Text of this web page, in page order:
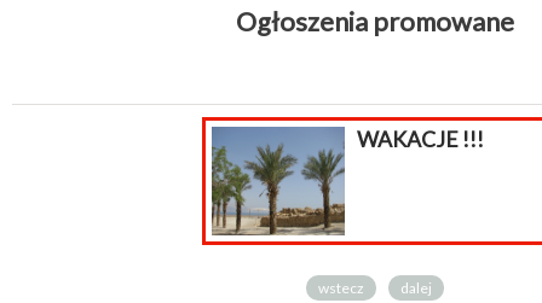
Ogłoszenia promowane
WAKACJE !!!
wstecz dalej